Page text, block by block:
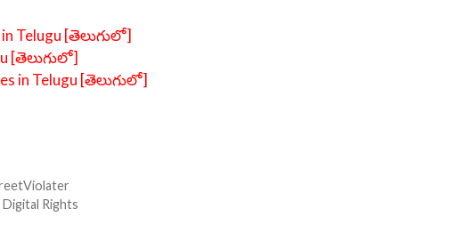
Telugu [తెలుగులో]
[తెలుగులో]
in Telugu [తెలుగులో]
Rights